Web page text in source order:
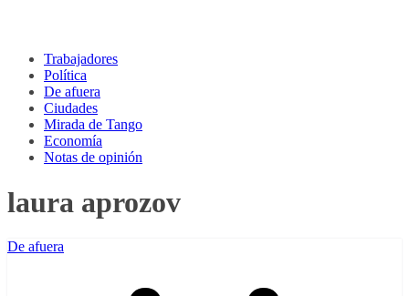
Trabajadores
Política
De afuera
Ciudades
Mirada de Tango
Economía
Notas de opinión
laura aprozov
De afuera